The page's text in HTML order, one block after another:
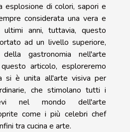
esplosione di colori, sapori e
considerata una vera e
anni, tuttavia, questo
ad un livello superiore,
gastronomia nell'arte
articolo, esploreremo
si è unita all'arte visiva per
che stimolano tutti i
nel mondo dell'arte
come i più celebri chef
tra cucina e arte.